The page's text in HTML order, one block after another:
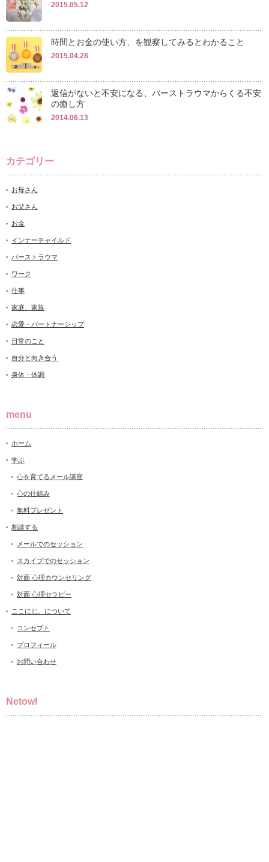
2015.05.12
時間とお金の使い方、を観察してみるとわかること
2015.04.28
返信がないと不安になる、バーストラウマからくる不安
の癒し方
2014.06.13
カテゴリー
お母さん
お父さん
お金
インナーチャイルド
バーストラウマ
ワーク
仕事
家庭、家族
恋愛・パートナーシップ
日常のこと
自分と向き合う
身体・体調
menu
ホーム
学ぶ
心を育てるメール講座
心の仕組み
無料プレゼント
相談する
メールでのセッション
スカイプでのセッション
対面 心理カウンセリング
対面 心理セラピー
ここにじ。について
コンセプト
プロフィール
お問い合わせ
Netowl